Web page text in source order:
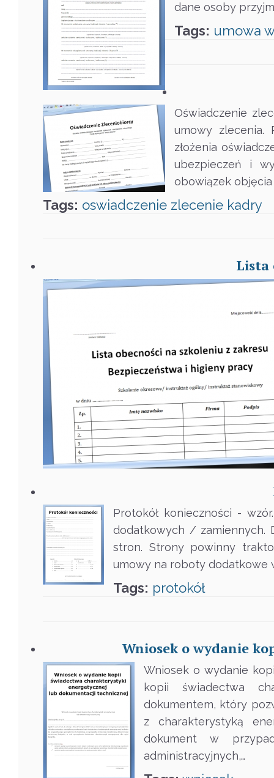
dane osoby
Tags: umowa
Oświadczenie
umowy zlecenia.
złożenia
ubezpieczeń i
obowiązek
Tags: oswiadczenie zlecenie kadry
Lista
Protokół konieczności -
dodatkowych / zamiennych.
stron. Strony powinny
umowy na roboty dodatkowe
Tags: protokół
Wniosek o wydanie
Wniosek o wydanie
kopii świadectwa
dokumentem, który
z charakterystyką
dokument w
administracyjnych,…